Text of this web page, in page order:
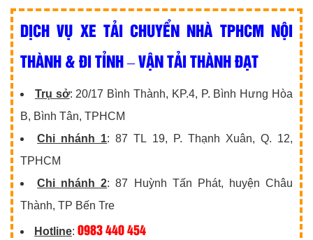
DỊCH VỤ XE TẢI CHUYỂN NHÀ TPHCM NỘI
THÀNH & ĐI TỈNH – VẬN TẢI THÀNH ĐẠT
Trụ sở: 20/17 Bình Thành, KP.4, P. Bình Hưng Hòa
B, Bình Tân, TPHCM
Chi nhánh 1: 87 TL 19, P. Thạnh Xuân, Q. 12,
TPHCM
Chi nhánh 2: 87 Huỳnh Tấn Phát, huyện Châu
Thành, TP Bến Tre
Hotline: 0983 440 454